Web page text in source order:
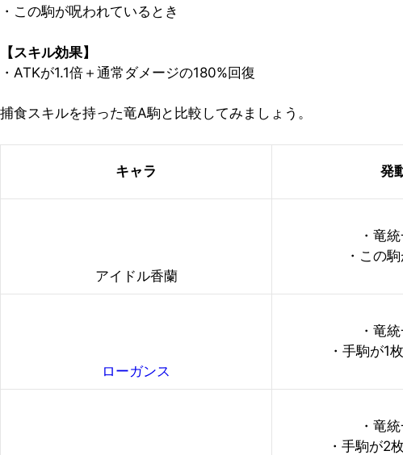
・この駒が呪われているとき
【スキル効果】
・ATKが1.1倍＋通常ダメージの180%回復
捕食スキルを持った竜A駒と比較してみましょう。
キャラ 発
アイドル香蘭
・竜
・この
ローガンス
・竜
・手駒が1
・竜
・手駒が2